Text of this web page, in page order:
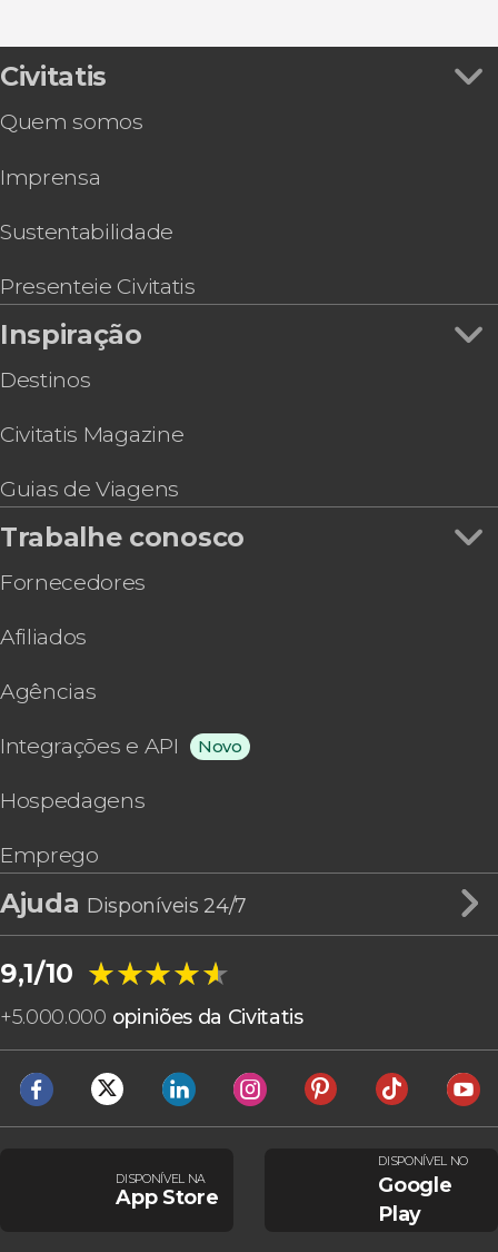
Ônibus turístico de Toronto
Ingresso do Museu Real de Ontário
Tour de segway pelo Distillery District
Ingressos da NBA: Toronto Raptors
Ingresso da NHL: Toronto Maple Leafs
Civitatis
Quem somos
Imprensa
Sustentabilidade
Presenteie Civitatis
Inspiração
Destinos
Civitatis Magazine
Guias de Viagens
Trabalhe conosco
Fornecedores
Afiliados
Agências
Integrações e API Novo
Hospedagens
Emprego
Ajuda Disponíveis 24/7
9,1/10 ★★★★★
★★★★★
+5.000.000 opiniões da Civitatis
DISPONÍVEL NA
App Store
DISPONÍVEL NO
Google
Play